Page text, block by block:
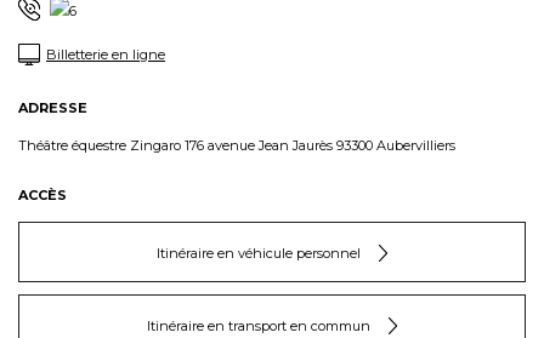
Billetterie en ligne
ADRESSE
Théâtre équestre Zingaro 176 avenue Jean Jaurès 93300 Aubervilliers
ACCÈS
Itinéraire en véhicule personnel
Itinéraire en transport en commun